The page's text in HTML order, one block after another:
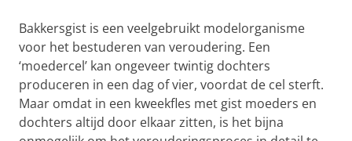
Bakkersgist is een veelgebruikt modelorganisme
voor het bestuderen van veroudering. Een
‘moedercel’ kan ongeveer twintig dochters
produceren in een dag of vier, voordat de cel sterft.
Maar omdat in een kweekfles met gist moeders en
dochters altijd door elkaar zitten, is het bijna